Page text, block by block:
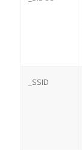
_SSID